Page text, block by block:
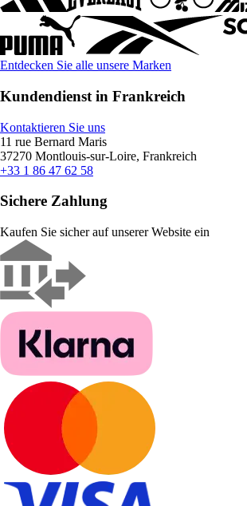
Entdecken Sie alle unsere Marken
Kundendienst in Frankreich
Kontaktieren Sie uns
11 rue Bernard Maris
37270 Montlouis-sur-Loire, Frankreich
+33 1 86 47 62 58
Sichere Zahlung
Kaufen Sie sicher auf unserer Website ein